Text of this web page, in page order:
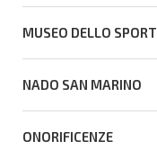
MUSEO DELLO SPORT
NADO SAN MARINO
ONORIFICENZE